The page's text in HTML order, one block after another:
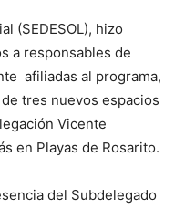
(SEDESOL), hizo
a responsables de
afiliadas al programa,
tres nuevos espacios
Vicente
en Playas de Rosarito.
del Subdelegado